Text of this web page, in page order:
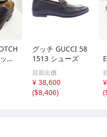
チ
1
プ
ッ
グッチ GUCCI 58
1513 シューズ
目前出價
¥ 38,600
($8,406)
(